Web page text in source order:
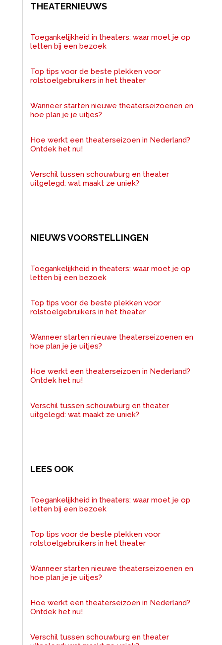
THEATERNIEUWS
Toegankelijkheid in theaters: waar moet je op
letten bij een bezoek
Top tips voor de beste plekken voor
rolstoelgebruikers in het theater
Wanneer starten nieuwe theaterseizoenen en
hoe plan je je uitjes?
Hoe werkt een theaterseizoen in Nederland?
Ontdek het nu!
Verschil tussen schouwburg en theater
uitgelegd: wat maakt ze uniek?
NIEUWS VOORSTELLINGEN
Toegankelijkheid in theaters: waar moet je op
letten bij een bezoek
Top tips voor de beste plekken voor
rolstoelgebruikers in het theater
Wanneer starten nieuwe theaterseizoenen en
hoe plan je je uitjes?
Hoe werkt een theaterseizoen in Nederland?
Ontdek het nu!
Verschil tussen schouwburg en theater
uitgelegd: wat maakt ze uniek?
LEES OOK
Toegankelijkheid in theaters: waar moet je op
letten bij een bezoek
Top tips voor de beste plekken voor
rolstoelgebruikers in het theater
Wanneer starten nieuwe theaterseizoenen en
hoe plan je je uitjes?
Hoe werkt een theaterseizoen in Nederland?
Ontdek het nu!
Verschil tussen schouwburg en theater